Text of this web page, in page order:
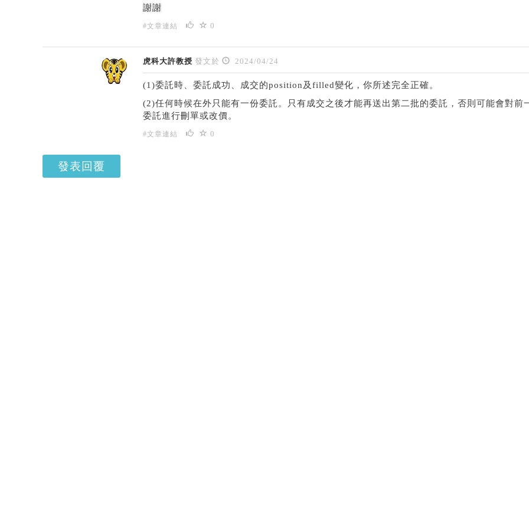
謝謝
#文章連結 0
虎科大許教授 發文於 2024/04/24
(1)委託時、委託成功、成交的position及filled變化，你所述完全正確。
(2)任何時候在外只能有一份委託。只有成交之後才能再送出第二批的委託，否則可能會對前
委託進行刪單或改價。
#文章連結 0
發表回覆